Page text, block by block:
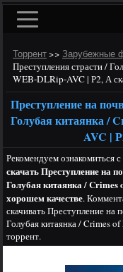
Торрент >> Зарубежные
Преступления страсти /
WEB-DLRip-AVC | Р2, А
Преступление на
Голубая китаянка /
AVC |
Рекомендуем ознакомиться
скачать Преступление на
Голубая китаянка /
хорошем качестве.
скачивать Преступление на
Голубая китаянка / Crimes
торрент.